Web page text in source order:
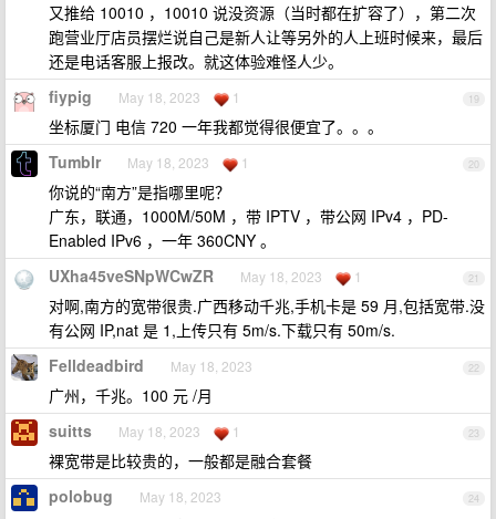
又推给 10010 ，10010 说没资源（当时都在扩容了），第二次
跑营业厅店员摆烂说自己是新人让等另外的人上班时候来，最后
还是电话客服上报改。就这体验难怪人少。
19
fiypig May 18, 2023 1
坐标厦门 电信 720 一年我都觉得很便宜了。。。
20
Tumblr May 18, 2023 1
你说的“南方”是指哪里呢？
广东，联通，1000M/50M ，带 IPTV ，带公网 IPv4 ，PD-
Enabled IPv6 ，一年 360CNY 。
21
UXha45veSNpWCwZR May 18, 2023 1
对啊,南方的宽带很贵.广西移动千兆,手机卡是 59 月,包括宽带.没
有公网 IP,nat 是 1,上传只有 5m/s.下载只有 50m/s.
22
Felldeadbird May 18, 2023
广州，千兆。100 元 /月
23
suitts May 18, 2023 1
裸宽带是比较贵的，一般都是融合套餐
24
polobug May 18, 2023